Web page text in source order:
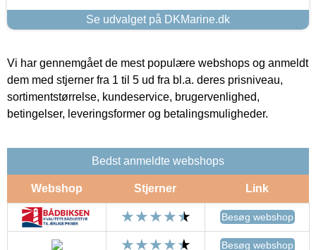
Se udvalget på DKMarine.dk
Vi har gennemgået de mest populære webshops og anmeldt
dem med stjerner fra 1 til 5 ud fra bl.a. deres prisniveau,
sortimentstørrelse, kundeservice, brugervenlighed,
betingelser, leveringsformer og betalingsmuligheder.
Bedst anmeldte webshops
Webshop Stjerner Link
Besøg webshop
Besøg webshop